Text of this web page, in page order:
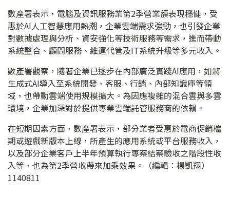
數產署表示，電腦及資訊服務業第2季營業額表現穩健，受
惠於AI人工智慧應用熱潮，企業雲端需求強勁，也引發企業
對數據處理與分析、資安強化等技術服務等需求，進而帶動
系統整合、顧問服務、維運代管及IT系統升級等多元收入。
數產署觀察，隨著企業已逐步在內部廣泛實踐AI應用，如將
生成式AI導入至系統開發、客服、行銷、內部知識庫等領
域，也帶動雲端使用規模擴大。為因應複雜的混合雲與多雲
環境，企業加深對於提供專業雲端託管服務商的依賴。
在短期因素方面，數產署表示，部分業者受惠於電商促銷檔
期或遊戲新版本上線，所產生的應用系統或平台服務收入，
以及部分企業客戶上半年預算執行專案結案驗收之階段性收
入等，也為第2季營收帶來加乘效果。（編輯：楊凱翔）
1140811